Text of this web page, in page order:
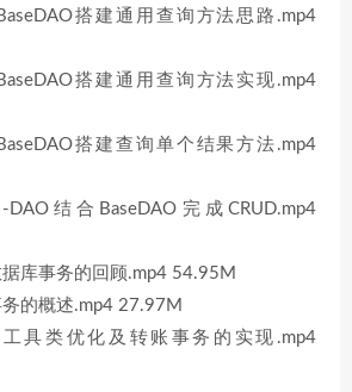
搭建通用查询方法思路.mp4
搭建通用查询方法实现.mp4
搭建查询单个结果方法.mp4
结合BaseDAO完成CRUD.mp4
库事务的回顾.mp4 54.95M
的概述.mp4 27.97M
具类优化及转账事务的实现.mp4